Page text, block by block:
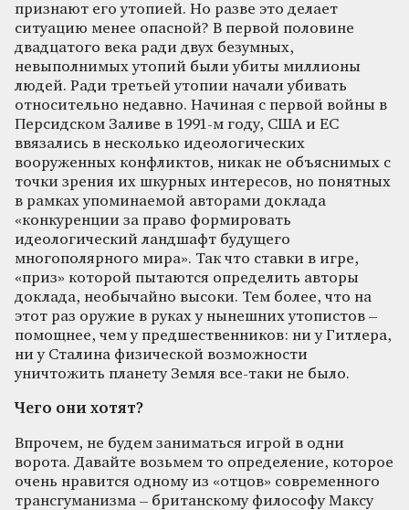
признают его утопией. Но разве это делает
ситуацию менее опасной? В первой половине
двадцатого века ради двух безумных,
невыполнимых утопий были убиты миллионы
людей. Ради третьей утопии начали убивать
относительно недавно. Начиная с первой войны в
Персидском Заливе в 1991-м году, США и ЕС
ввязались в несколько идеологических
вооруженных конфликтов, никак не объяснимых с
точки зрения их шкурных интересов, но понятных
в рамках упоминаемой авторами доклада
«конкуренции за право формировать
идеологический ландшафт будущего
многополярного мира». Так что ставки в игре,
«приз» которой пытаются определить авторы
доклада, необычайно высоки. Тем более, что на
этот раз оружие в руках у нынешних утопистов –
помощнее, чем у предшественников: ни у Гитлера,
ни у Сталина физической возможности
уничтожить планету Земля все-таки не было.
Чего они хотят?
Впрочем, не будем заниматься игрой в одни
ворота. Давайте возьмем то определение, которое
очень нравится одному из «отцов» современного
трансгуманизма – британскому философу Максу